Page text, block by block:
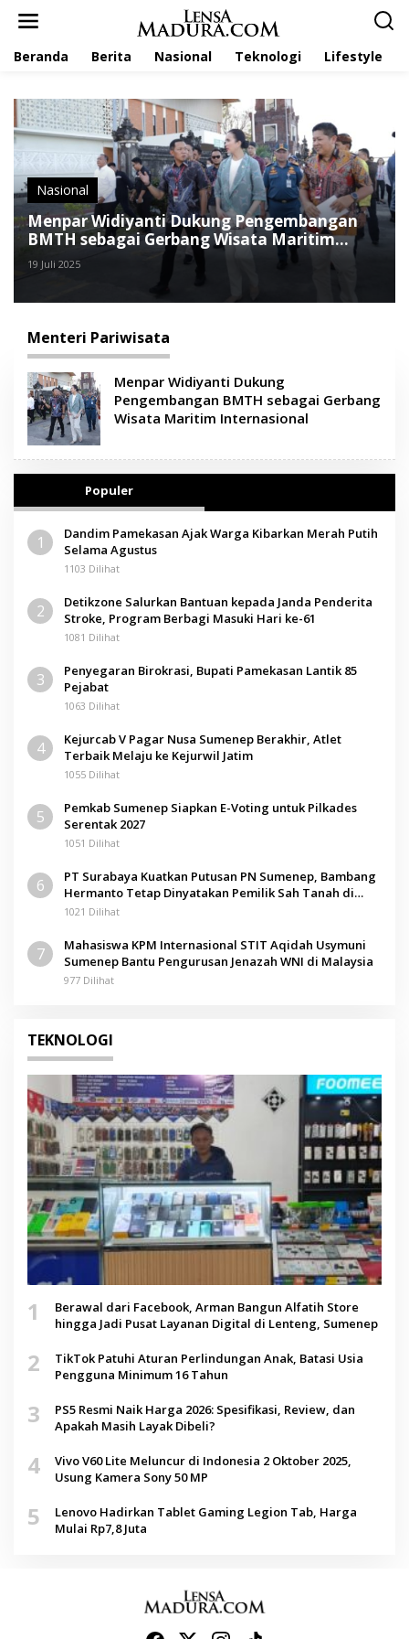
Beranda Berita Nasional Teknologi Lifestyle
Nasional
Menpar Widiyanti Dukung Pengembangan
BMTH sebagai Gerbang Wisata Maritim
Internasional
19 Juli 2025
Menteri Pariwisata
Menpar Widiyanti Dukung
Pengembangan BMTH sebagai Gerbang
Wisata Maritim Internasional
Populer
1
Dandim Pamekasan Ajak Warga Kibarkan Merah Putih
Selama Agustus
1103 Dilihat
2
Detikzone Salurkan Bantuan kepada Janda Penderita
Stroke, Program Berbagi Masuki Hari ke-61
1081 Dilihat
3
Penyegaran Birokrasi, Bupati Pamekasan Lantik 85
Pejabat
1063 Dilihat
4
Kejurcab V Pagar Nusa Sumenep Berakhir, Atlet
Terbaik Melaju ke Kejurwil Jatim
1055 Dilihat
5
Pemkab Sumenep Siapkan E-Voting untuk Pilkades
Serentak 2027
1051 Dilihat
6
PT Surabaya Kuatkan Putusan PN Sumenep, Bambang
Hermanto Tetap Dinyatakan Pemilik Sah Tanah di
Pamolokan
1021 Dilihat
7
Mahasiswa KPM Internasional STIT Aqidah Usymuni
Sumenep Bantu Pengurusan Jenazah WNI di Malaysia
977 Dilihat
TEKNOLOGI
1
Berawal dari Facebook, Arman Bangun Alfatih Store
hingga Jadi Pusat Layanan Digital di Lenteng, Sumenep
2
TikTok Patuhi Aturan Perlindungan Anak, Batasi Usia
Pengguna Minimum 16 Tahun
3
PS5 Resmi Naik Harga 2026: Spesifikasi, Review, dan
Apakah Masih Layak Dibeli?
4
Vivo V60 Lite Meluncur di Indonesia 2 Oktober 2025,
Usung Kamera Sony 50 MP
5
Lenovo Hadirkan Tablet Gaming Legion Tab, Harga
Mulai Rp7,8 Juta